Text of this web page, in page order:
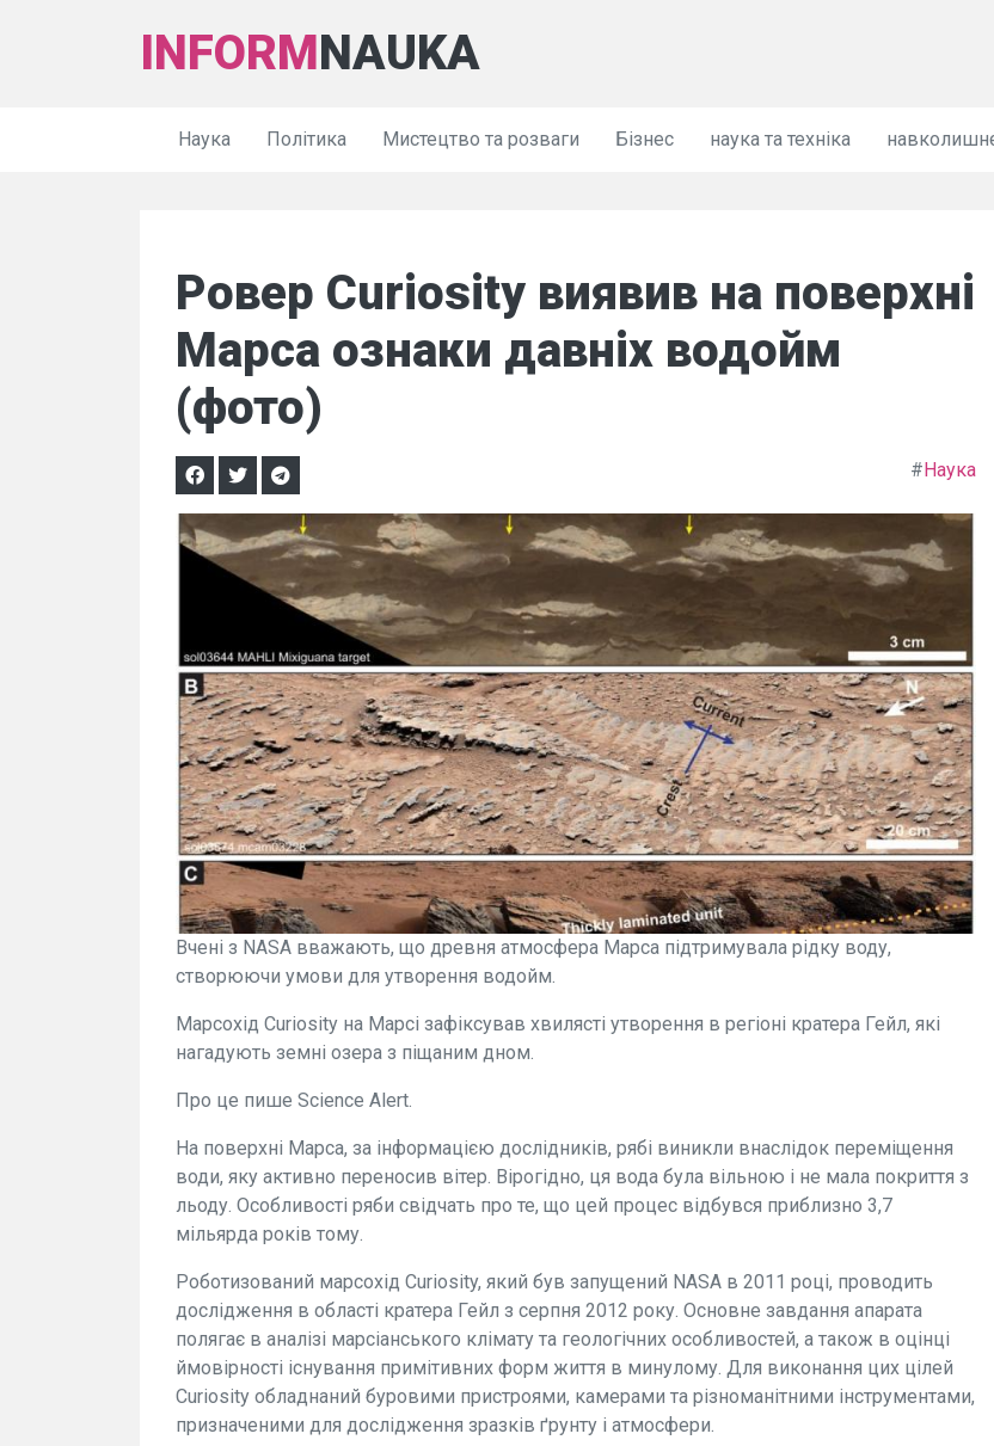
INFORMNAUKA
Наука Політика Мистецтво та розваги Бізнес наука та техніка
Ровер Curiosity виявив на поверхні
Марса ознаки давніх водойм
(фото)
#Наука
Вчені з NASA вважають, що древня атмосфера Марса підтримувала рідку воду,
створюючи умови для утворення водойм.
Марсохід Curiosity на Марсі зафіксував хвилясті утворення в регіоні кратера Гейл, які
нагадують земні озера з піщаним дном.
Про це пише Science Alert.
На поверхні Марса, за інформацією дослідників, рябі виникли внаслідок переміщення
води, яку активно переносив вітер. Вірогідно, ця вода була вільною і не мала покриття з
льоду. Особливості ряби свідчать про те, що цей процес відбувся приблизно 3,7
мільярда років тому.
Роботизований марсохід Curiosity, який був запущений NASA в 2011 році, проводить
дослідження в області кратера Гейл з серпня 2012 року. Основне завдання апарата
полягає в аналізі марсіанського клімату та геологічних особливостей, а також в оцінці
ймовірності існування примітивних форм життя в минулому. Для виконання цих цілей
Curiosity обладнаний буровими пристроями, камерами та різноманітними інструментами,
призначеними для дослідження зразків ґрунту і атмосфери.